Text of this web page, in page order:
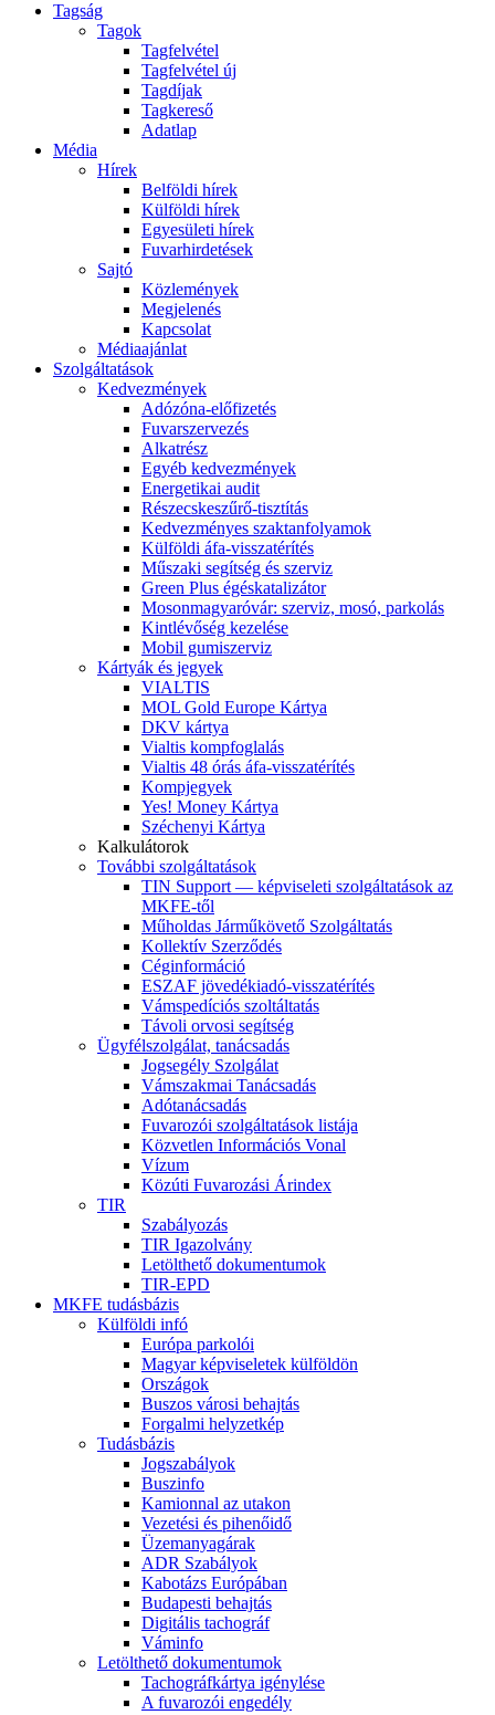
Tagság
Tagok
Tagfelvétel
Tagfelvétel új
Tagdíjak
Tagkereső
Adatlap
Média
Hírek
Belföldi hírek
Külföldi hírek
Egyesületi hírek
Fuvarhirdetések
Sajtó
Közlemények
Megjelenés
Kapcsolat
Médiaajánlat
Szolgáltatások
Kedvezmények
Adózóna-előfizetés
Fuvarszervezés
Alkatrész
Egyéb kedvezmények
Energetikai audit
Részecskeszűrő-tisztítás
Kedvezményes szaktanfolyamok
Külföldi áfa-visszatérítés
Műszaki segítség és szerviz
Green Plus égéskatalizátor
Mosonmagyaróvár: szerviz, mosó, parkolás
Kintlévőség kezelése
Mobil gumiszerviz
Kártyák és jegyek
VIALTIS
MOL Gold Europe Kártya
DKV kártya
Vialtis kompfoglalás
Vialtis 48 órás áfa-visszatérítés
Kompjegyek
Yes! Money Kártya
Széchenyi Kártya
Kalkulátorok
További szolgáltatások
TIN Support — képviseleti szolgáltatások az
MKFE-től
Műholdas Járműkövető Szolgáltatás
Kollektív Szerződés
Céginformáció
ESZAF jövedékiadó-visszatérítés
Vámspedíciós szoltáltatás
Távoli orvosi segítség
Ügyfélszolgálat, tanácsadás
Jogsegély Szolgálat
Vámszakmai Tanácsadás
Adótanácsadás
Fuvarozói szolgáltatások listája
Közvetlen Információs Vonal
Vízum
Közúti Fuvarozási Árindex
TIR
Szabályozás
TIR Igazolvány
Letölthető dokumentumok
TIR-EPD
MKFE tudásbázis
Külföldi infó
Európa parkolói
Magyar képviseletek külföldön
Országok
Buszos városi behajtás
Forgalmi helyzetkép
Tudásbázis
Jogszabályok
Buszinfo
Kamionnal az utakon
Vezetési és pihenőidő
Üzemanyagárak
ADR Szabályok
Kabotázs Európában
Budapesti behajtás
Digitális tachográf
Váminfo
Letölthető dokumentumok
Tachográfkártya igénylése
A fuvarozói engedély